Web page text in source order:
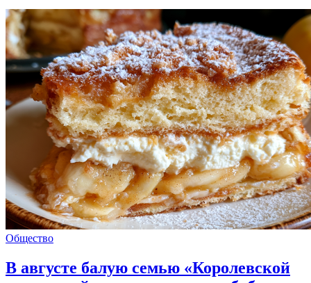
Общество
В августе балую семью «Королевской